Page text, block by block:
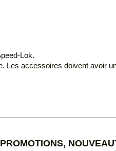
Lok.
accessoires doivent avoir
PROMOTIONS,